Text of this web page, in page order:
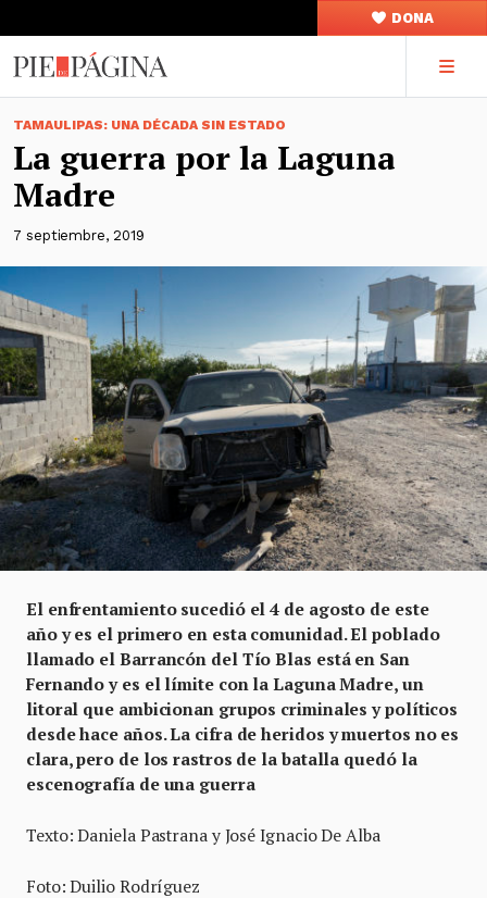
DONA
TAMAULIPAS: UNA DÉCADA SIN ESTADO
La guerra por la Laguna
Madre
7 septiembre, 2019
El enfrentamiento sucedió el 4 de agosto de este
año y es el primero en esta comunidad. El poblado
llamado el Barrancón del Tío Blas está en San
Fernando y es el límite con la Laguna Madre, un
litoral que ambicionan grupos criminales y políticos
desde hace años. La cifra de heridos y muertos no es
clara, pero de los rastros de la batalla quedó la
escenografía de una guerra
Texto: Daniela Pastrana y José Ignacio De Alba
Foto: Duilio Rodríguez